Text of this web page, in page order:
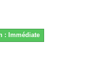
: Immédiate